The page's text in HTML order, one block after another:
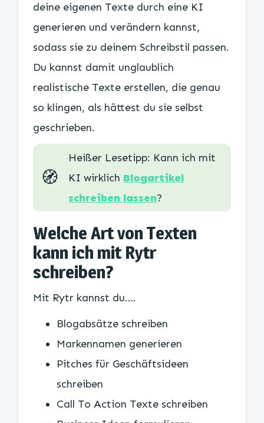
deine eigenen Texte durch eine KI
generieren und verändern kannst,
sodass sie zu deinem Schreibstil passen.
Du kannst damit unglaublich
realistische Texte erstellen, die genau
so klingen, als hättest du sie selbst
geschrieben.
🧭​
Heißer Lesetipp: Kann ich mit
KI wirklich Blogartikel
schreiben lassen?
Welche Art von Texten
kann ich mit Rytr
schreiben?
Mit Rytr kannst du….
Blogabsätze schreiben
Markennamen generieren
Pitches für Geschäftsideen
schreiben
Call To Action Texte schreiben